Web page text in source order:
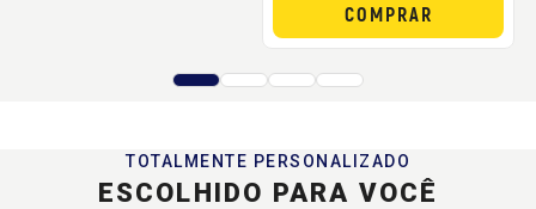
COMPRAR
TOTALMENTE PERSONALIZADO
ESCOLHIDO PARA VOCÊ